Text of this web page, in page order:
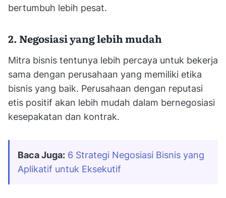
bertumbuh lebih pesat.
2. Negosiasi yang lebih mudah
Mitra bisnis tentunya lebih percaya untuk bekerja
sama dengan perusahaan yang memiliki etika
bisnis yang baik. Perusahaan dengan reputasi
etis positif akan lebih mudah dalam bernegosiasi
kesepakatan dan kontrak.
Baca Juga: 6 Strategi Negosiasi Bisnis yang
Aplikatif untuk Eksekutif